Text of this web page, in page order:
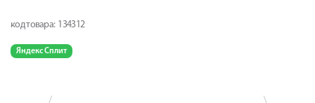
код товара: 134312
Яндекс Сплит